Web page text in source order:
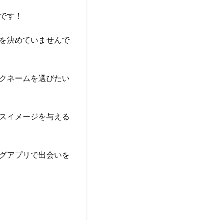
す！
決めていませんで
ネームを選びたい
イメージを与える
アプリで出会いを